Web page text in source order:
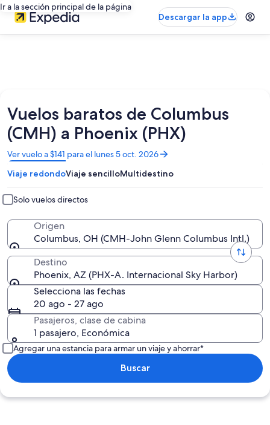
Ir a la sección principal de la página
Descargar la app
Vuelos baratos de Columbus
(CMH) a Phoenix (PHX)
Ver vuelo a $141 para el lunes 5 oct. 2026
Se
abrirá
en
una
nueva
ventana
Viaje redondoViaje sencilloMultidestino
Solo vuelos directos
Origen
Columbus, OH (CMH-John Glenn Columbus Intl.)
Destino
Phoenix, AZ (PHX-A. Internacional Sky Harbor)
Selecciona las fechas
20 ago - 27 ago
Pasajeros, clase de cabina
1 pasajero, Económica
Agregar una estancia para armar un viaje y ahorrar*
Buscar